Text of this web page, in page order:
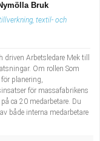
Bruk
textil- och
Arbetsledare Mek till
Om rollen Som
planering,
för massafabrikens
ca 20 medarbetare. Du
både interna medarbetare